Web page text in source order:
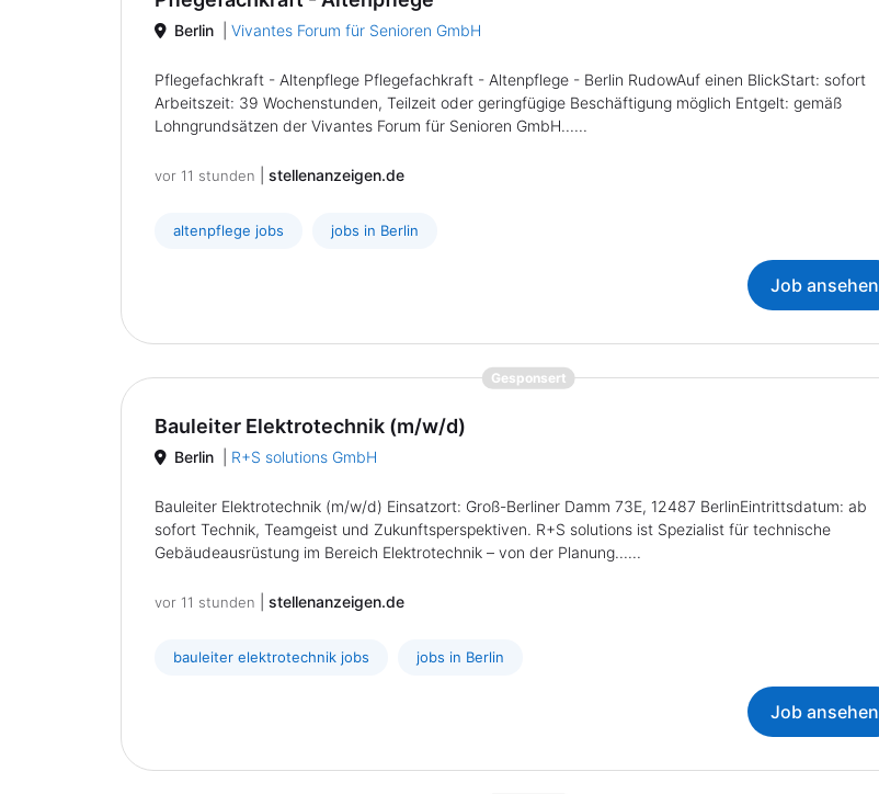
Berlin Vivantes Forum für Senioren GmbH
Pflegefachkraft - Altenpflege Pflegefachkraft - Altenpflege - Berlin RudowAuf einen BlickStart: sofort
Arbeitszeit: 39 Wochenstunden, Teilzeit oder geringfügige Beschäftigung möglich Entgelt: gemäß
Lohngrundsätzen der Vivantes Forum für Senioren GmbH......
vor 11 stunden stellenanzeigen.de
altenpflege jobs jobs in Berlin
Job ansehen
Gesponsert{prompt.job}
Bauleiter Elektrotechnik (m/w/d)
Berlin R+S solutions GmbH
Bauleiter Elektrotechnik (m/w/d) Einsatzort: Groß-Berliner Damm 73E, 12487 BerlinEintrittsdatum: ab
sofort Technik, Teamgeist und Zukunftsperspektiven. R+S solutions ist Spezialist für technische
Gebäudeausrüstung im Bereich Elektrotechnik – von der Planung......
vor 11 stunden stellenanzeigen.de
bauleiter elektrotechnik jobs jobs in Berlin
Job ansehen